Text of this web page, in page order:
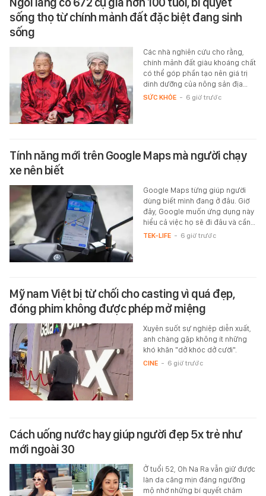
sống thọ từ chính mảnh đất đặc biệt đang sinh
sống
Các nhà nghiên cứu cho rằng,
chính mảnh đất giàu khoáng chất
có thể góp phần tạo nên giá trị
dinh dưỡng của nông sản địa…
SỨC KHỎE - 6 giờ trước
Tính năng mới trên Google Maps mà người chạy
xe nên biết
Google Maps từng giúp người
dùng biết mình đang ở đâu. Giờ
đây, Google muốn ứng dụng này
hiểu cả việc họ sẽ đi đâu và cần…
TEK-LIFE - 6 giờ trước
Mỹ nam Việt bị từ chối cho casting vì quá đẹp,
đóng phim không được phép mở miệng
Xuyên suốt sự nghiệp diễn xuất,
anh chàng gặp không ít những
khó khăn "dở khóc dở cười".
CINE - 6 giờ trước
Cách uống nước hay giúp người đẹp 5x trẻ như
mới ngoài 30
Ở tuổi 52, Oh Na Ra vẫn giữ được
làn da căng mịn đáng ngưỡng
mộ nhờ những bí quyết chăm